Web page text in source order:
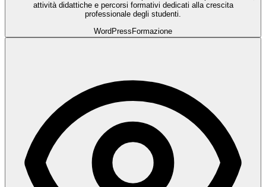
attività didattiche e percorsi formativi dedicati alla crescita
professionale degli studenti.
WordPressFormazione